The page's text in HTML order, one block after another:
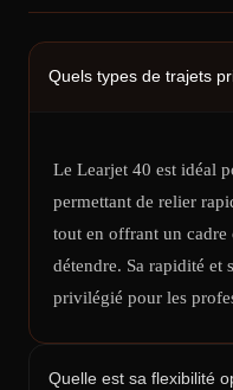
Quels types de trajets
Le Learjet 40 est idéal
permettant de relier
tout en offrant un
détendre. Sa rapidité et
privilégié pour les
Quelle est sa flexibilité